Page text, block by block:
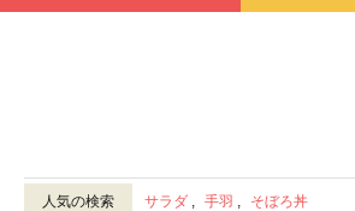
人気の検索 サラダ , 手羽 , そぼろ丼